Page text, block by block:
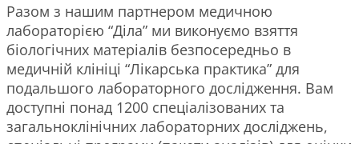
Разом з нашим партнером медичною
лабораторією “Діла” ми виконуємо взяття
біологічних матеріалів безпосередньо в
медичній клініці “Лікарська практика” для
подальшого лабораторного дослідження. Вам
доступні понад 1200 спеціалізованих та
загальноклінічних лабораторних досліджень,